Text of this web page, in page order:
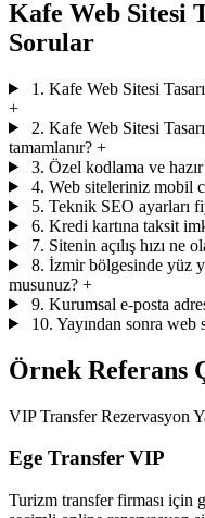
Kafe Web Sitesi
Sorular
1. Kafe Web Sitesi
+
2. Kafe Web Sitesi
tamamlanır? +
3. Özel kodlama ve
4. Web siteleriniz mobil
5. Teknik SEO ayarları
6. Kredi kartına taksit
7. Sitenin açılış hızı ne
8. İzmir bölgesinde yüz
musunuz? +
9. Kurumsal e-posta
10. Yayından sonra web
Örnek Referans
VIP Transfer Rezervasyon
Ege Transfer VIP
Turizm transfer firması için